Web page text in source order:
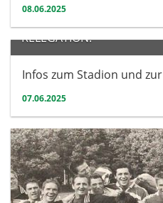
08.06.2025
Herren
RELEGATION:
Infos zum Stadion und
07.06.2025